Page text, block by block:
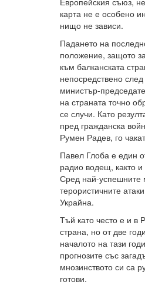
карта не е особено
нищо не зависи.
Падането на
положение, защото
към балканската
непосредствено
министър-
на страната точно
се случи. Като
пред гражданска
Румен Радев, го
Павел Глоба е един
радио водещ, както
Сред най-успешните
терористичните
Украйна.
Тъй като често е и в
страна, но от две
началото на тази
прогнозите със
мнозинството си са
готови.